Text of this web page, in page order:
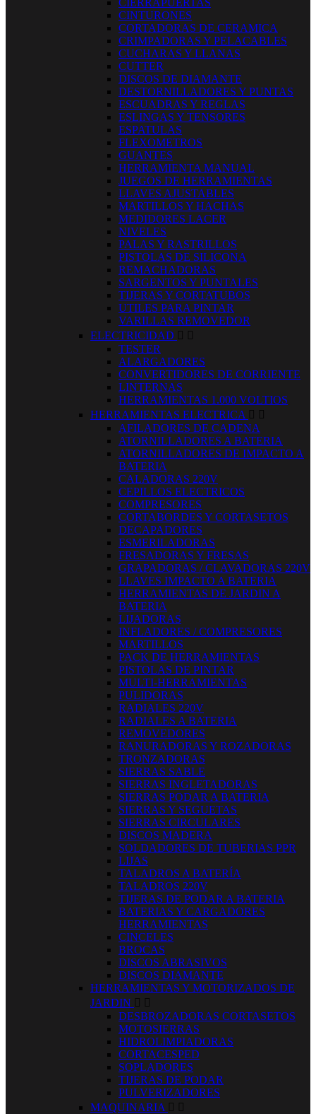
CIERRAPUERTAS
CINTURONES
CORTADORAS DE CERAMICA
CRIMPADORAS Y PELACABLES
CUCHARAS Y LLANAS
CUTTER
DISCOS DE DIAMANTE
DESTORNILLADORES Y PUNTAS
ESCUADRAS Y REGLAS
ESLINGAS Y TENSORES
ESPATULAS
FLEXOMETROS
GUANTES
HERRAMIENTA MANUAL
JUEGOS DE HERRAMIENTAS
LLAVES AJUSTABLES
MARTILLOS Y HACHAS
MEDIDORES LACER
NIVELES
PALAS Y RASTRILLOS
PISTOLAS DE SILICONA
REMACHADORAS
SARGENTOS Y PUNTALES
TIJERAS Y CORTATUBOS
UTILES PARA PINTAR
VARILLAS REMOVEDOR
ELECTRICIDAD  
TESTER
ALARGADORES
CONVERTIDORES DE CORRIENTE
LINTERNAS
HERRAMIENTAS 1.000 VOLTIOS
HERRAMIENTAS ELECTRICA  
AFILADORES DE CADENA
ATORNILLADORES A BATERIA
ATORNILLADORES DE IMPACTO A
BATERIA
CALADORAS 220V
CEPILLOS ELECTRICOS
COMPRESORES
CORTABORDES Y CORTASETOS
DECAPADORES
ESMERILADORAS
FRESADORAS Y FRESAS
GRAPADORAS / CLAVADORAS 220V
LLAVES IMPACTO A BATERIA
HERRAMIENTAS DE JARDIN A
BATERIA
LIJADORAS
INFLADORES / COMPRESORES
MARTILLOS
PACK DE HERRAMIENTAS
PISTOLAS DE PINTAR
MULTI-HERRAMIENTAS
PULIDORAS
RADIALES 220V
RADIALES A BATERIA
REMOVEDORES
RANURADORAS Y ROZADORAS
TRONZADORAS
SIERRAS SABLE
SIERRAS INGLETADORAS
SIERRAS PODAR A BATERIA
SIERRAS Y SEGUETAS
SIERRAS CIRCULARES
DISCOS MADERA
SOLDADORES DE TUBERIAS PPR
LIJAS
TALADROS A BATERÍA
TALADROS 220V
TIJERAS DE PODAR A BATERIA
BATERIAS Y CARGADORES
HERRAMIENTAS
CINCELES
BROCAS
DISCOS ABRASIVOS
DISCOS DIAMANTE
HERRAMIENTAS Y MOTORIZADOS DE
JARDIN  
DESBROZADORAS CORTASETOS
MOTOSIERRAS
HIDROLIMPIADORAS
CORTACESPED
SOPLADORES
TIJERAS DE PODAR
PULVERIZADORES
MAQUINARIA  